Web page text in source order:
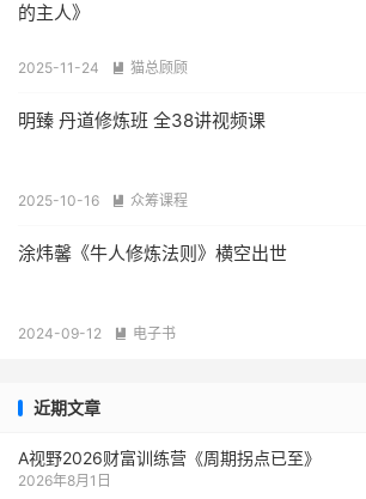
的主人》
2025-11-24  猫总顾顾
明臻 丹道修炼班 全38讲视频课
2025-10-16  众筹课程
涂炜馨《牛人修炼法则》横空出世
2024-09-12  电子书
近期文章
A视野2026财富训练营《周期拐点已至》
2026年8月1日